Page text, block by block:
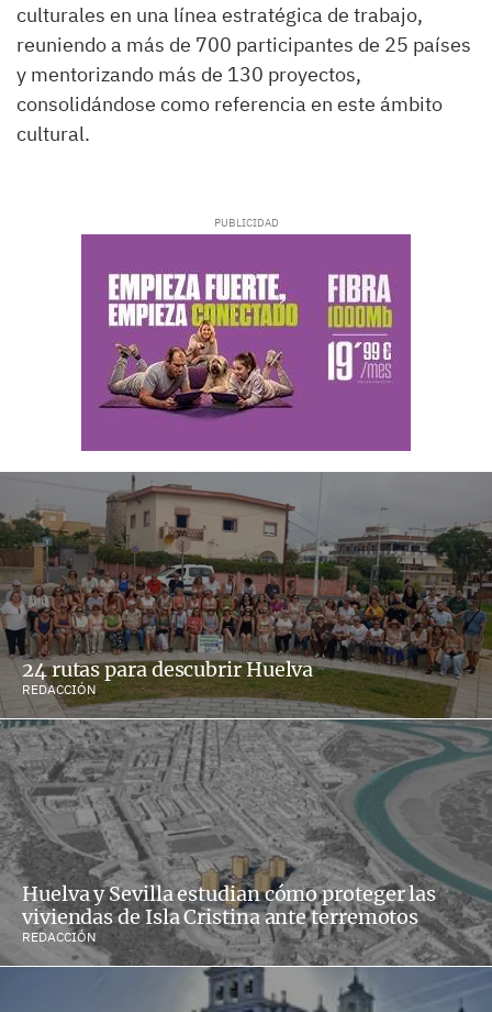
culturales en una línea estratégica de trabajo,
reuniendo a más de 700 participantes de 25 países
y mentorizando más de 130 proyectos,
consolidándose como referencia en este ámbito
cultural.
24 rutas para descubrir Huelva
REDACCIÓN
Huelva y Sevilla estudian cómo proteger las
viviendas de Isla Cristina ante terremotos
REDACCIÓN